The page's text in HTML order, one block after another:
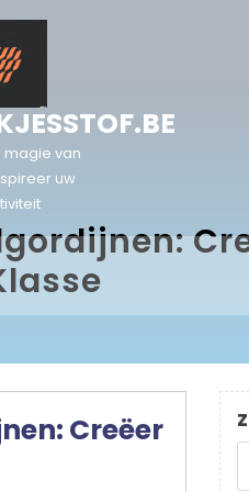
magie van
uw
Creëer